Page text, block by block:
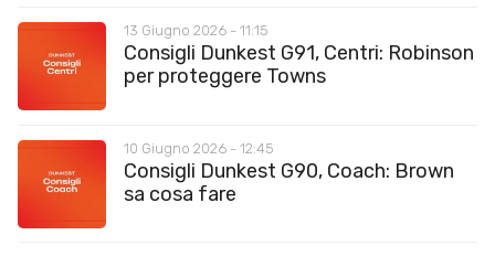
13 Giugno 2026 - 11:15
Consigli Dunkest G91, Centri: Robinson
per proteggere Towns
10 Giugno 2026 - 12:45
Consigli Dunkest G90, Coach: Brown
sa cosa fare